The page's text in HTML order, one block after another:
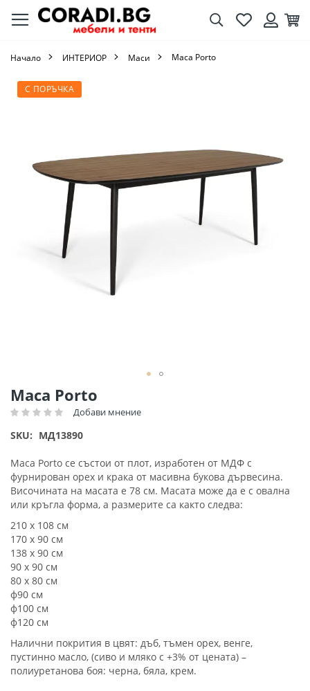
ТърсенеЛюбими
Начало ИНТЕРИОР Маси Маса Porto
Маса Porto
Рейтинг: Добави мнение
SKU МД13890
Маса Porto се състои от плот, изработен от МДФ с
фурнирован орех и крака от масивна букова дървесина.
Височината на масата е 78 см. Масата може да е с овална
или кръгла форма, а размерите са както следва:
210 х 108 см
170 х 90 см
138 х 90 см
90 х 90 см
80 х 80 см
ф90 см
ф100 см
ф120 см
Налични покрития в цвят: дъб, тъмен орех, венге,
пустинно масло, (сиво и мляко с +3% от цената) –
полиуретанова боя: черна, бяла, крем.
С ПОРЪЧКА
Преминете
към
изображенията
Преминете
към
началото
на
галерия
със
снимки